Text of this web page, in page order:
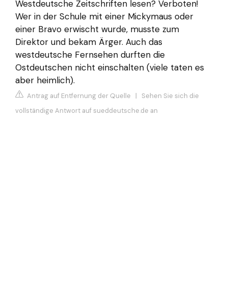
Westdeutsche Zeitschriften lesen? Verboten!
Wer in der Schule mit einer Mickymaus oder
einer Bravo erwischt wurde, musste zum
Direktor und bekam Ärger. Auch das
westdeutsche Fernsehen durften die
Ostdeutschen nicht einschalten (viele taten es
aber heimlich).
Antrag auf Entfernung der Quelle | Sehen Sie sich die
vollständige Antwort auf sueddeutsche.de an